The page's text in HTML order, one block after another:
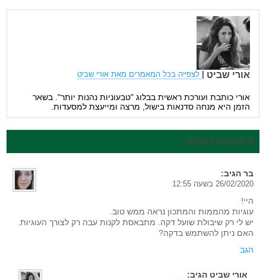
אורי שביט | לצפייה בכל המאמרים מאת אורי שביט
אורי כותבת ועורכת ראשית בבלוג "טבעוניות נהנות יותר". בשאר
הזמן היא מנחה סדנאות בישול, מרצה ומייעצת למסעדות.
6 תגובות לפוסט
בר הגיב:
26/02/2020 בשעה 12:55
היי!
עוגיות מהממות והמתכון נראה ממש טוב.
יש לי רק שיבולת שועל דקה. מתבאסת לקנות עבה רק לצורך העוגיות.
האם ניתן להשתמש בדקה?
הגב
אורי שביט הגיב: